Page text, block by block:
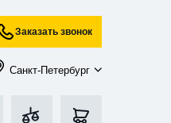
Заказать звонок
Санкт-Петербург